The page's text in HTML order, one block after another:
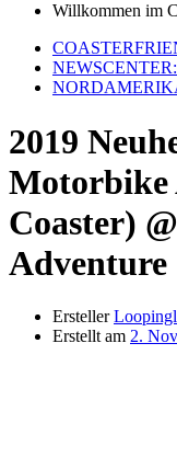
Willkommen im
NEWSCENTER:
2019
Motorbike
Coaster)
Adventure
Ersteller
Erstellt am 2.